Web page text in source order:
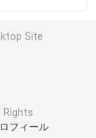
Site
Rights
フィール